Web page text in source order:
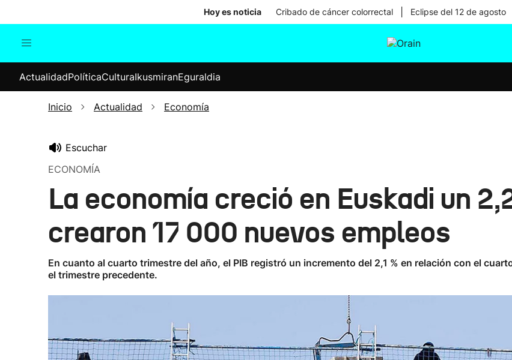
Hoy es noticia Cribado de cáncer colorrectal Eclipse del 12 de agosto
Internacional
Elecciones
ActualidadPolíticaCulturaIkusmiranEguraldia
Inicio Actualidad Economía
Escuchar
ECONOMÍA
La economía creció en Euskadi un
crearon 17 000 nuevos empleos
En cuanto al cuarto trimestre del año, el PIB registró un incremento del 2,1 % en relación con el
el trimestre precedente.